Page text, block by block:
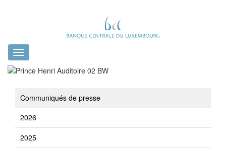
Toggle
navigation
Communiqués de presse
2026
2025